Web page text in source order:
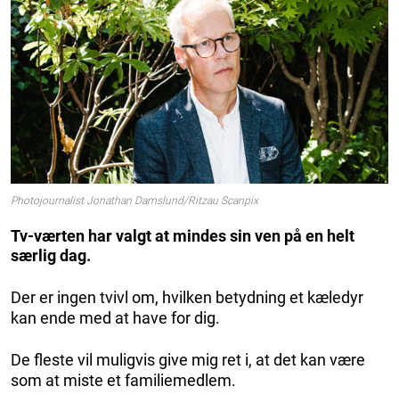
Photojournalist Jonathan Damslund/Ritzau Scanpix
Tv-værten har valgt at mindes sin ven på en helt
særlig dag.
Der er ingen tvivl om, hvilken betydning et kæledyr
kan ende med at have for dig.
De fleste vil muligvis give mig ret i, at det kan være
som at miste et familiemedlem.